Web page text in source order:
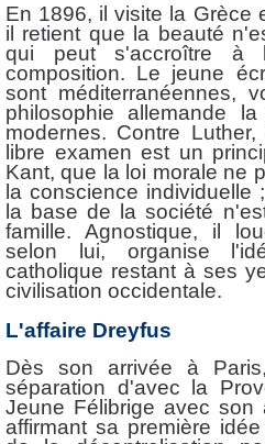
En 1896, il visite la Grèce
il retient que la beauté
qui peut s'accroître à
composition. Le jeune
sont méditerranéennes,
philosophie allemande
modernes. Contre
libre examen est un
Kant, que la loi morale ne
la conscience individuelle
la base de la société
famille. Agnostique, il
selon lui, organise
catholique restant à ses
civilisation occidentale.
L'affaire Dreyfus
Dès son arrivée à
séparation d'avec la
Jeune Félibrige avec son
affirmant sa première